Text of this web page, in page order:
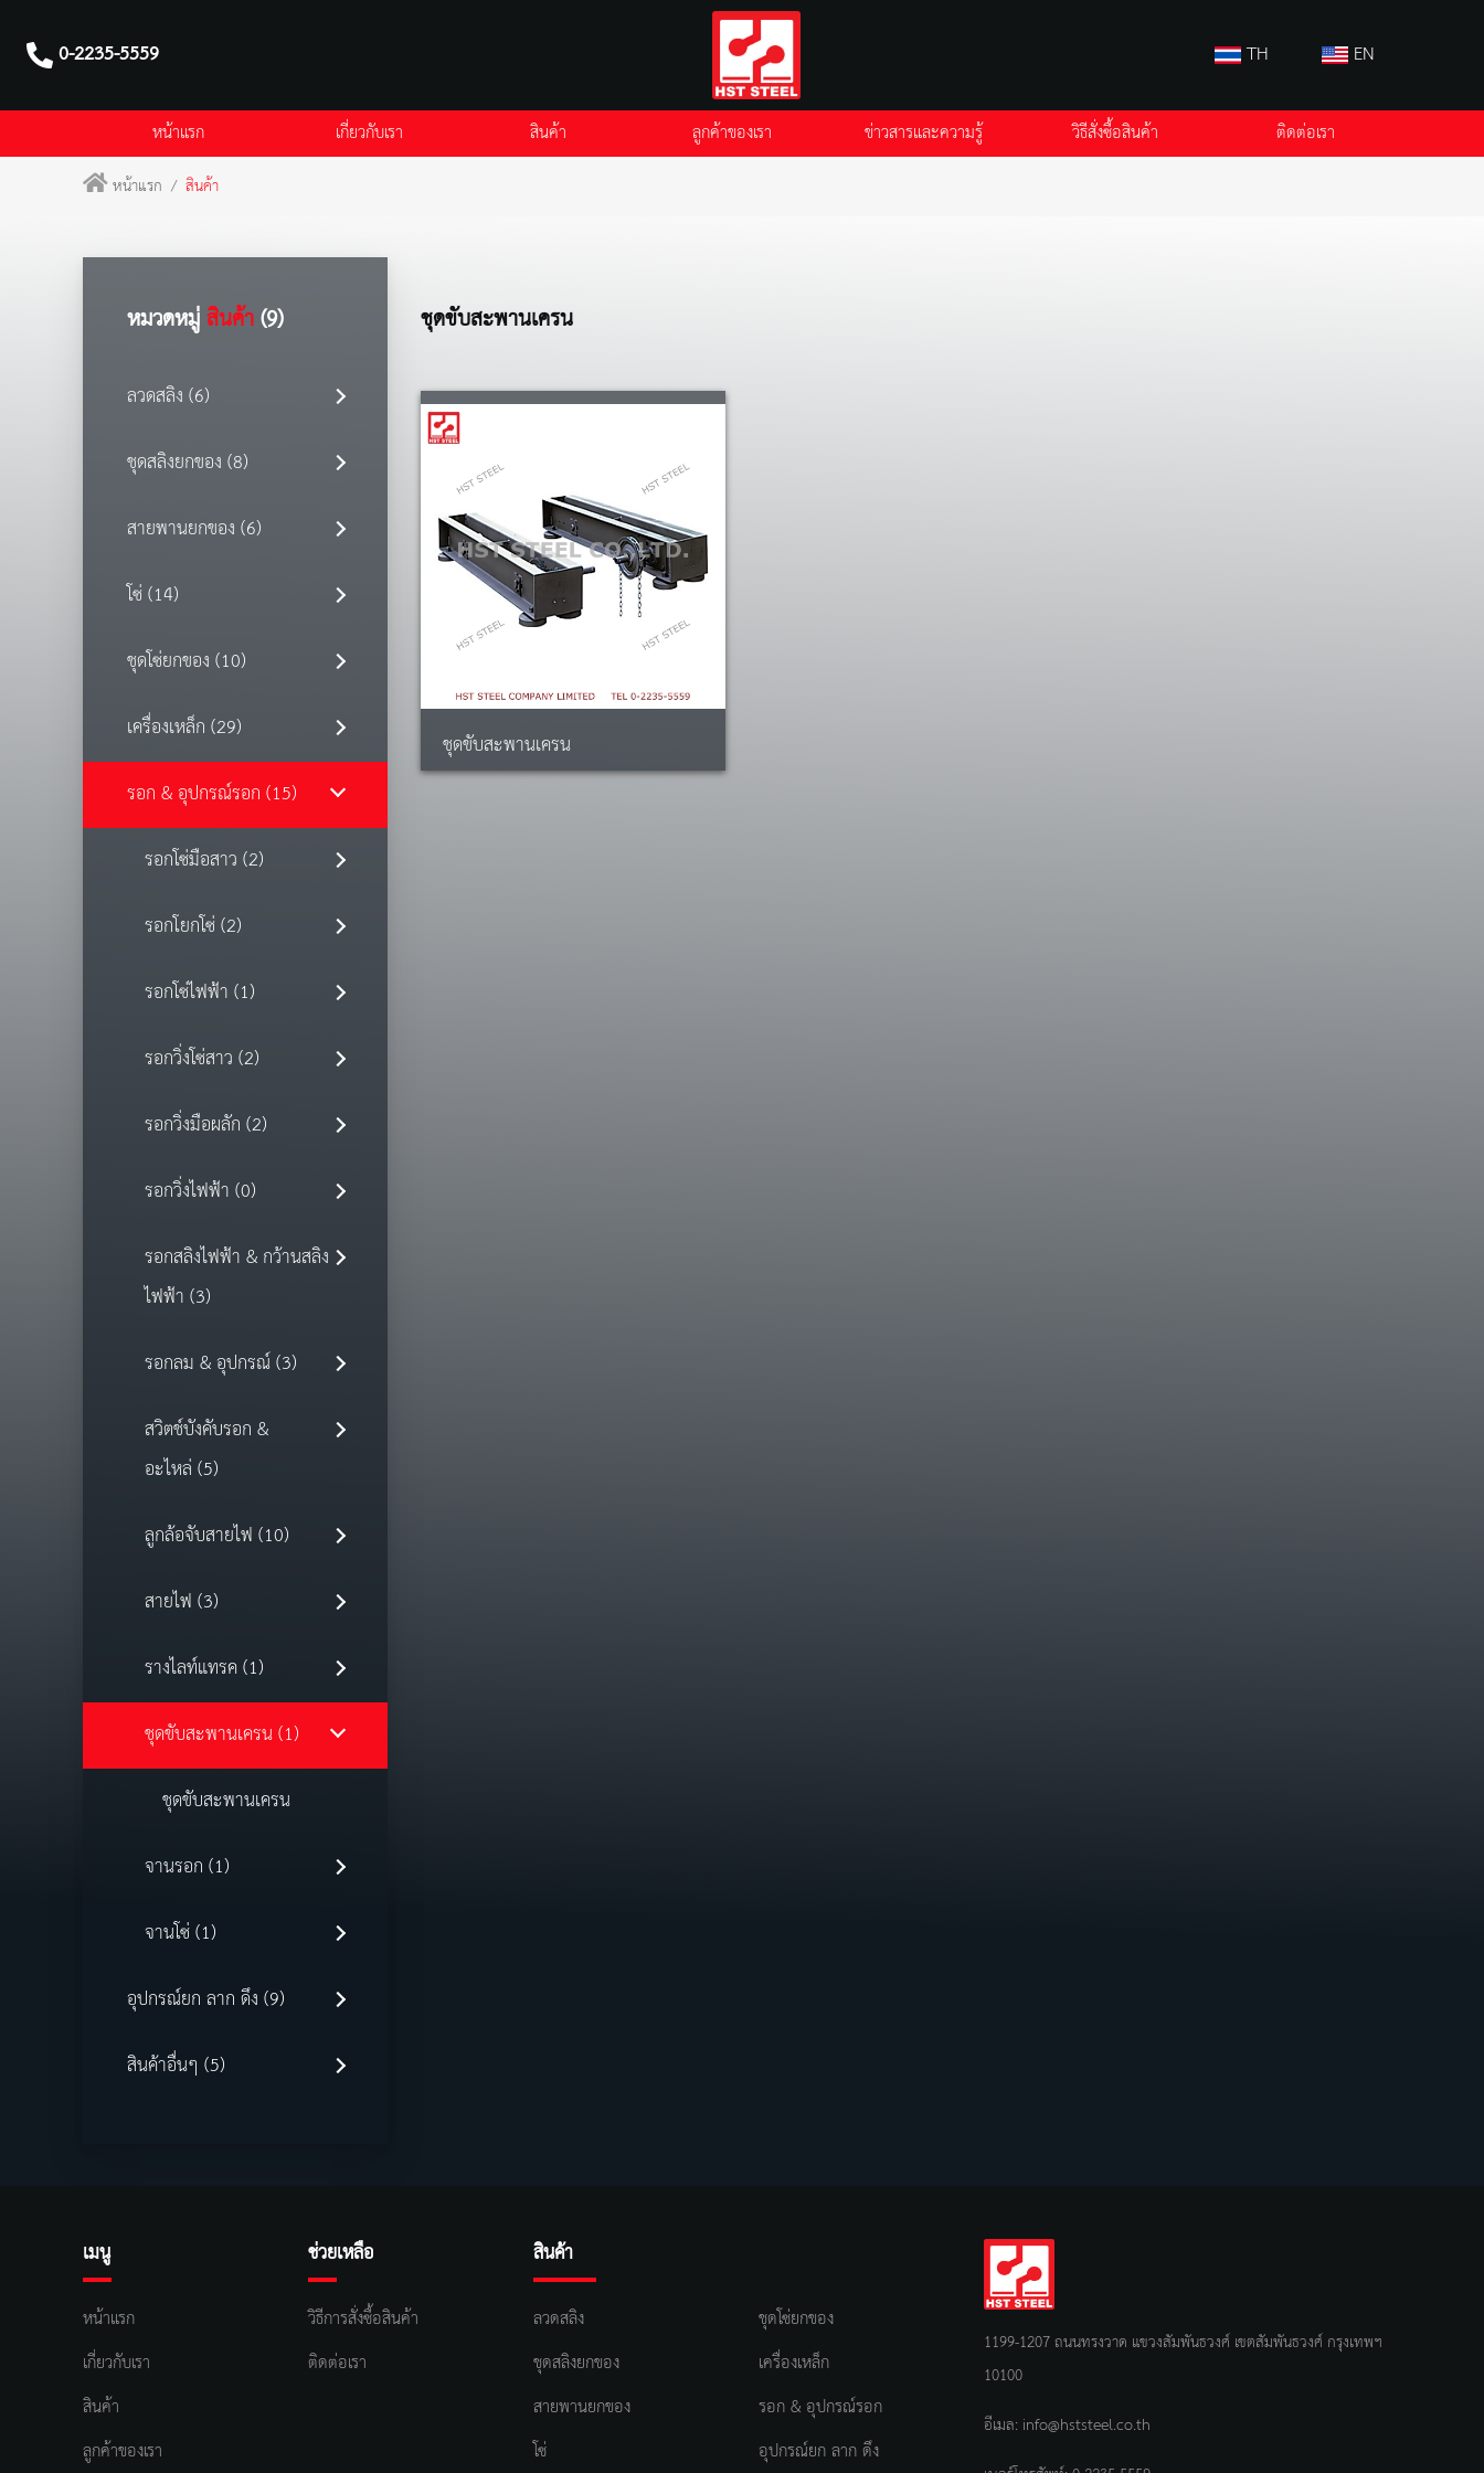
0-2235-5559 TH EN
หน้าแรก เกี่ยวกับเรา สินค้า ลูกค้าของเรา ข่าวสารและความรู้ วิธีสั่งซื้อสินค้า ติดต่อเรา
หน้าแรก สินค้า
หมวดหมู่สินค้า(9)
ลวดสลิง (6)
ชุดสลิงยกของ (8)
สายพานยกของ (6)
โซ่ (14)
ชุดโซ่ยกของ (10)
เครื่องเหล็ก (29)
รอก & อุปกรณ์รอก (15)
รอกโซ่มือสาว (2)
รอกโยกโซ่ (2)
รอกโซ่ไฟฟ้า (1)
รอกวิ่งโซ่สาว (2)
รอกวิ่งมือผลัก (2)
รอกวิ่งไฟฟ้า (0)
รอกสลิงไฟฟ้า & กว้านสลิง
ไฟฟ้า (3)
รอกลม & อุปกรณ์ (3)
สวิตช์บังคับรอก &
อะไหล่ (5)
ลูกล้อจับสายไฟ (10)
สายไฟ (3)
รางไลท์แทรค (1)
ชุดขับสะพานเครน (1)
ชุดขับสะพานเครน
จานรอก (1)
จานโซ่ (1)
อุปกรณ์ยก ลาก ดึง (9)
สินค้าอื่นๆ (5)
ชุดขับสะพานเครน
ชุดขับสะพานเครน
เมนู
หน้าแรก
เกี่ยวกับเรา
สินค้า
ลูกค้าของเรา
ช่วยเหลือ
วิธีการสั่งซื้อสินค้า
ติดต่อเรา
สินค้า
ลวดสลิง
ชุดสลิงยกของ
สายพานยกของ
โซ่
ชุดโซ่ยกของ
เครื่องเหล็ก
รอก & อุปกรณ์รอก
อุปกรณ์ยก ลาก ดึง
1199-1207 ถนนทรงวาด แขวงสัมพันธวงศ์ เขตสัมพันธวงศ์ กรุงเทพฯ
10100
อีเมล: info@hststeel.co.th